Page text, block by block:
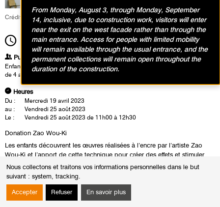
Nous collectons et traitons vos informations personnelles dans le but
suivant : system, tracking.
Accepter Refuser En savoir plus
Crédit : Fabrice Gaboriau
11h00Durée1h30
Publics
Enfants / Ados
de 4 ans à 6 ans
Heures
Du :
Mercredi 19 avril 2023
au :
Vendredi 25 août 2023
Le :
Vendredi 25 août 2023 de 11h00 à 12h30
Donation Zao Wou-Ki
Les enfants découvrent les œuvres réalisées à l’encre par l’artiste Zao
Wou-Ki et l’apport de cette technique pour créer des effets et stimuler
l’imaginaire. En atelier, à partir d’un support imprégné d’eau, ils
expérimentent ce médium pour créer un océan d’encre d’où émerge un
paysage.
*Cette activité est réservée aux enfants
From Monday, August 3, through Monday, September
14, inclusive, due to construction work, visitors will enter
near the exit on the west facade rather than through the
main entrance. Access for people with limited mobility
will remain available through the usual entrance, and the
permanent collections will remain open throughout the
duration of the construction.